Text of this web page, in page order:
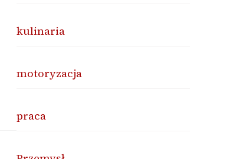
kulinaria
motoryzacja
praca